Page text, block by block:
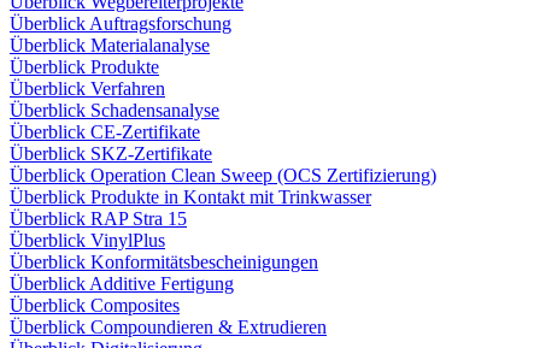
Überblick Auftragsforschung
Überblick Materialanalyse
Überblick Produkte
Überblick Verfahren
Überblick Schadensanalyse
Überblick CE-Zertifikate
Überblick SKZ-Zertifikate
Überblick Operation Clean Sweep (OCS Zertifizierung)
Überblick Produkte in Kontakt mit Trinkwasser
Überblick RAP Stra 15
Überblick VinylPlus
Überblick Konformitätsbescheinigungen
Überblick Additive Fertigung
Überblick Composites
Überblick Compoundieren & Extrudieren